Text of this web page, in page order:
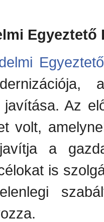
Egyeztető
javítása. Az
volt,
a
is